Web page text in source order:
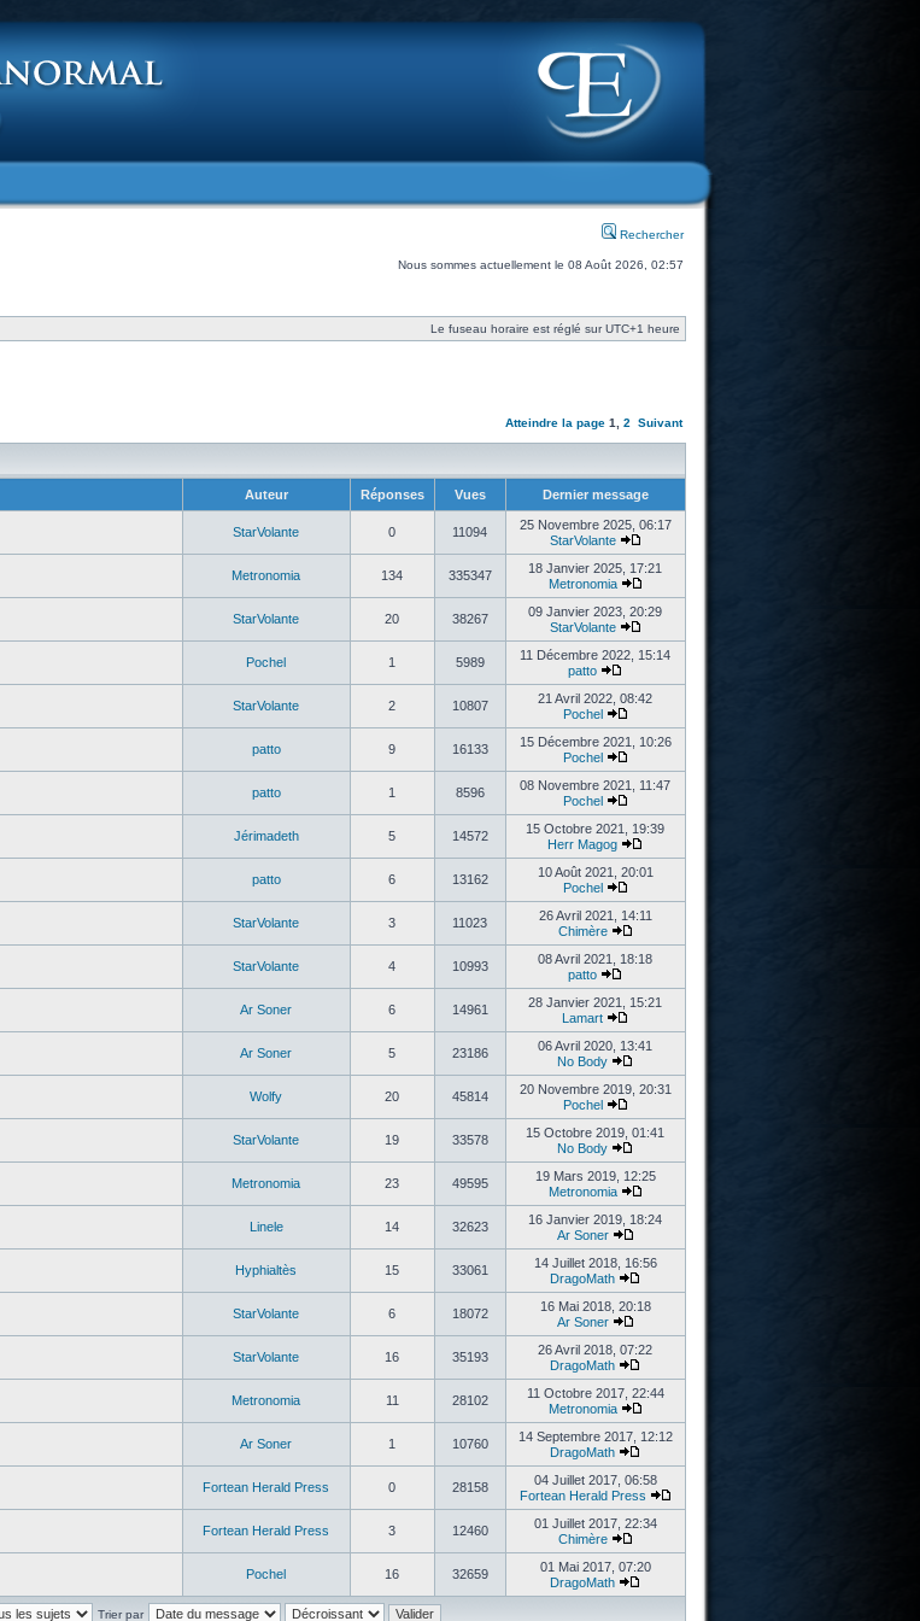
Rechercher
Nous sommes actuellement le 08 Août 2026, 02:57
Le fuseau horaire est réglé sur UTC+1 heure
Atteindre la page 1 2 Suivant
Auteur Réponses Vues Dernier message
StarVolante 0 11094
25 Novembre 2025, 06:17
StarVolante
Metronomia 134 335347
18 Janvier 2025, 17:21
Metronomia
StarVolante 20 38267
09 Janvier 2023, 20:29
StarVolante
Pochel 1 5989
11 Décembre 2022, 15:14
patto
StarVolante 2 10807
21 Avril 2022, 08:42
Pochel
patto 9 16133
15 Décembre 2021, 10:26
Pochel
patto 1 8596
08 Novembre 2021, 11:47
Pochel
Jérimadeth 5 14572
15 Octobre 2021, 19:39
Herr Magog
patto 6 13162
10 Août 2021, 20:01
Pochel
StarVolante 3 11023
26 Avril 2021, 14:11
Chimère
StarVolante 4 10993
08 Avril 2021, 18:18
patto
Ar Soner 6 14961
28 Janvier 2021, 15:21
Lamart
Ar Soner 5 23186
06 Avril 2020, 13:41
No Body
Wolfy 20 45814
20 Novembre 2019, 20:31
Pochel
StarVolante 19 33578
15 Octobre 2019, 01:41
No Body
Metronomia 23 49595
19 Mars 2019, 12:25
Metronomia
Linele 14 32623
16 Janvier 2019, 18:24
Ar Soner
Hyphialtès 15 33061
14 Juillet 2018, 16:56
DragoMath
StarVolante 6 18072
16 Mai 2018, 20:18
Ar Soner
StarVolante 16 35193
26 Avril 2018, 07:22
DragoMath
Metronomia 11 28102
11 Octobre 2017, 22:44
Metronomia
Ar Soner 1 10760
14 Septembre 2017, 12:12
DragoMath
Fortean Herald Press 0 28158
04 Juillet 2017, 06:58
Fortean Herald Press
Fortean Herald Press 3 12460
01 Juillet 2017, 22:34
Chimère
Pochel 16 32659
01 Mai 2017, 07:20
DragoMath
Trier par